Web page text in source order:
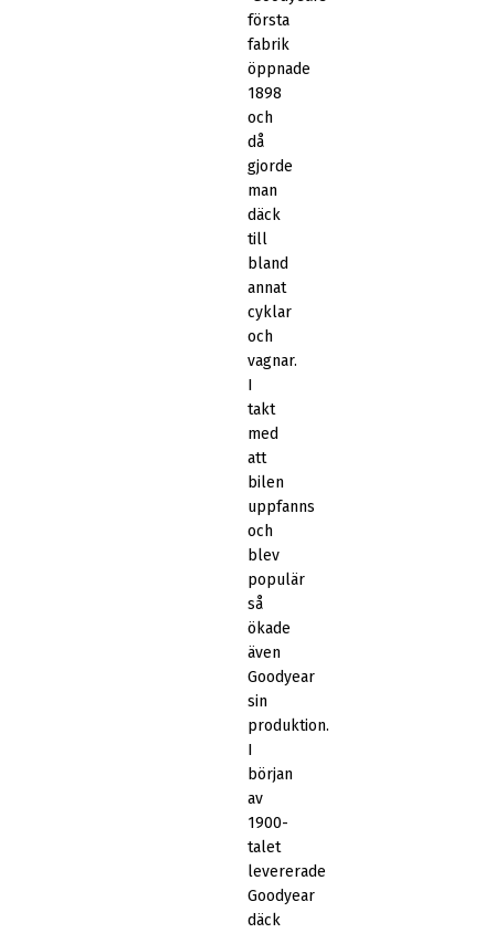
första
fabrik
öppnade
1898
och
då
gjorde
man
däck
till
bland
annat
cyklar
och
vagnar.
I
takt
med
att
bilen
uppfanns
och
blev
populär
så
ökade
även
Goodyear
sin
produktion.
I
början
av
1900-
talet
levererade
Goodyear
däck